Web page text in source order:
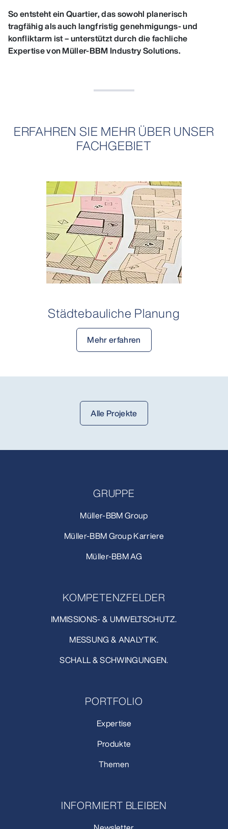
So entsteht ein Quartier, das sowohl planerisch
tragfähig als auch langfristig genehmigungs- und
konfliktarm ist – unterstützt durch die fachliche
Expertise von Müller‑BBM Industry Solutions.
ERFAHREN SIE MEHR ÜBER UNSER
FACHGEBIET
Städtebauliche Planung
Mehr erfahren
Alle Projekte
GRUPPE
Müller-BBM Group
Müller-BBM Group Karriere
Müller-BBM AG
KOMPETENZFELDER
IMMISSIONS- & UMWELTSCHUTZ.
MESSUNG & ANALYTIK.
SCHALL & SCHWINGUNGEN.
PORTFOLIO
Expertise
Produkte
Themen
INFORMIERT BLEIBEN